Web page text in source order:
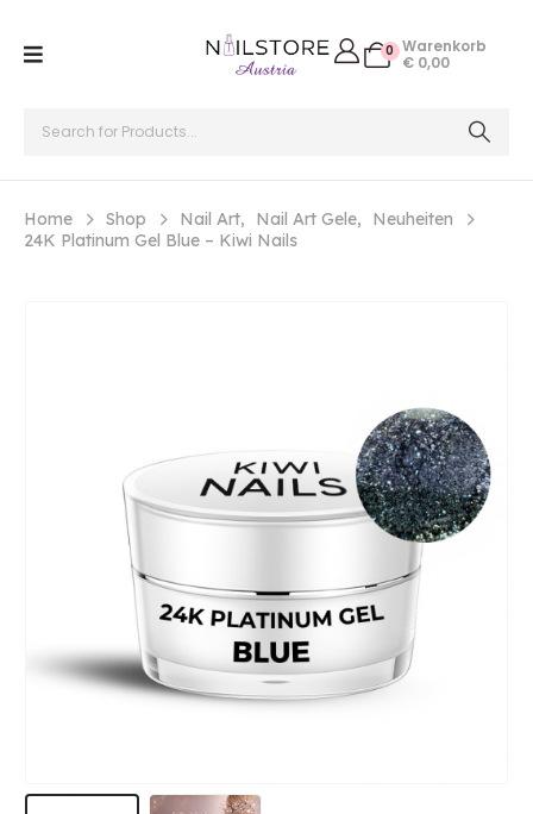
0 Warenkorb
€ 0,00
Home Shop Nail Art, Nail Art Gele,
Neuheiten
24K Platinum Gel Blue – Kiwi Nails